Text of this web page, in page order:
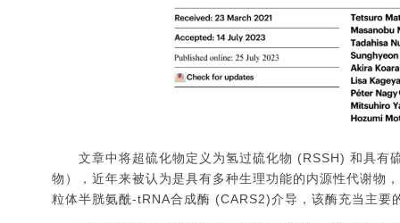
文章中将超硫化物定义为氢过硫化物 (RSSH) 和具有
物），近年来被认为是具有多种生理功能的内源性代谢物
粒体半胱氨酰-tRNA合成酶 (CARS2)介导，该酶充当主要